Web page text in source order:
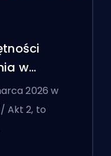
w
2026 w
Akt 2, to